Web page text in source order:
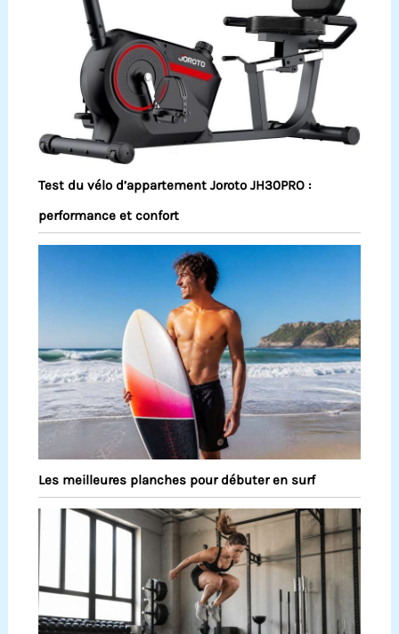
Test du vélo d’appartement Joroto JH30PRO :
performance et confort
Les meilleures planches pour débuter en surf